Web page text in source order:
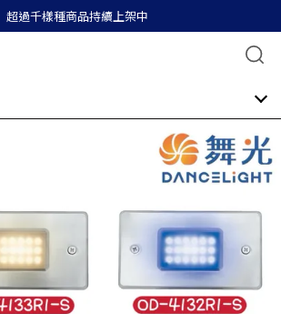
超過千樣種商品持續上架中